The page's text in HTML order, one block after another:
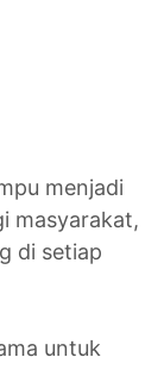
menjadi
masyarakat,
di setiap
untuk